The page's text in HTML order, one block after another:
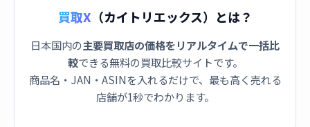
買取X （カイトリエックス）とは？
日本国内の主要買取店の価格をリアルタイムで一括比
較できる無料の買取比較サイトです。
商品名・JAN・ASINを入れるだけで、最も高く売れる
店舗が1秒でわかります。